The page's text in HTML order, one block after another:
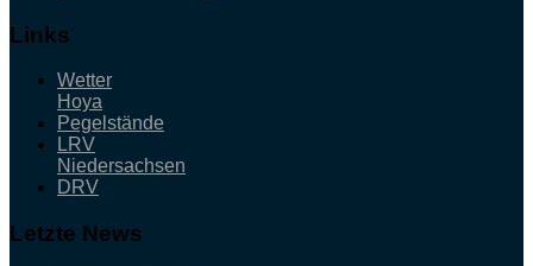
Links
Wetter
Hoya
Pegelstände
LRV
Niedersachsen
DRV
Letzte News